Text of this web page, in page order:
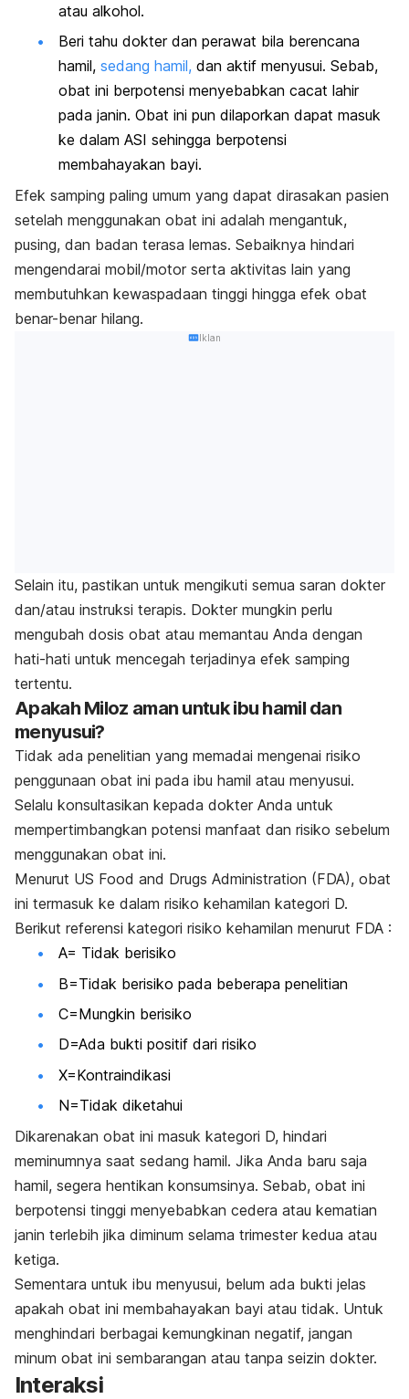
atau alkohol.
Beri tahu dokter dan perawat bila berencana
hamil, sedang hamil, dan aktif menyusui. Sebab,
obat ini berpotensi menyebabkan cacat lahir
pada janin. Obat ini pun dilaporkan dapat masuk
ke dalam ASI sehingga berpotensi
membahayakan bayi.
Efek samping paling umum yang dapat dirasakan pasien
setelah menggunakan obat ini adalah mengantuk,
pusing, dan badan terasa lemas. Sebaiknya hindari
mengendarai mobil/motor serta aktivitas lain yang
membutuhkan kewaspadaan tinggi hingga efek obat
benar-benar hilang.
Iklan
Selain itu, pastikan untuk mengikuti semua saran dokter
dan/atau instruksi terapis. Dokter mungkin perlu
mengubah dosis obat atau memantau Anda dengan
hati-hati untuk mencegah terjadinya efek samping
tertentu.
Apakah Miloz aman untuk ibu hamil dan
menyusui?
Tidak ada penelitian yang memadai mengenai risiko
penggunaan obat ini pada ibu hamil atau menyusui.
Selalu konsultasikan kepada dokter Anda untuk
mempertimbangkan potensi manfaat dan risiko sebelum
menggunakan obat ini.
Menurut US Food and Drugs Administration (FDA), obat
ini termasuk ke dalam risiko kehamilan kategori D.
Berikut referensi kategori risiko kehamilan menurut FDA :
A= Tidak berisiko
B=Tidak berisiko pada beberapa penelitian
C=Mungkin berisiko
D=Ada bukti positif dari risiko
X=Kontraindikasi
N=Tidak diketahui
Dikarenakan obat ini masuk kategori D, hindari
meminumnya saat sedang hamil. Jika Anda baru saja
hamil, segera hentikan konsumsinya. Sebab, obat ini
berpotensi tinggi menyebabkan cedera atau kematian
janin terlebih jika diminum selama trimester kedua atau
ketiga.
Sementara untuk ibu menyusui, belum ada bukti jelas
apakah obat ini membahayakan bayi atau tidak. Untuk
menghindari berbagai kemungkinan negatif, jangan
minum obat ini sembarangan atau tanpa seizin dokter.
Interaksi